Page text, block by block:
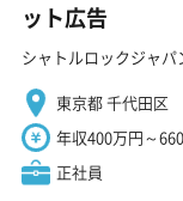
ット広告
シャトルロックジャパ
東京都 千代田区
年収400万円～
正社員